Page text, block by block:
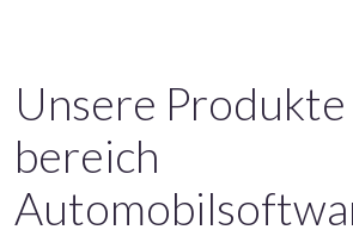
Unsere Produkte
bereich